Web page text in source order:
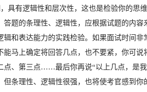
具有逻辑性和层次性， 这也是检验你的思维
答题的条理性、逻辑性， 应根据试题的内容
辑和表达能力的实践检验。如果面试时间非
能马上确定将回答几点， 也不要紧， 你可说
点、第三点……最后你再说“以 上几点， 是
但条理性、 逻辑性很强， 也将使考官感到你